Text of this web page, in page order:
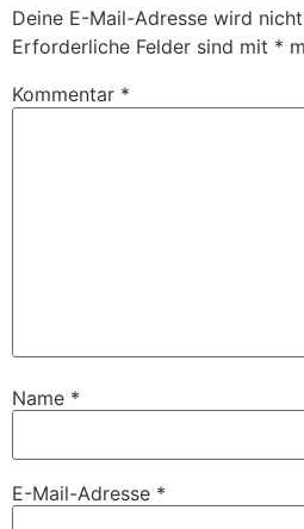
Deine E-Mail-Adresse wird
Erforderliche Felder sind mit *
Kommentar *
Name *
E-Mail-Adresse *